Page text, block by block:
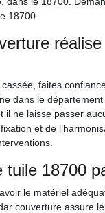
18700.
faites
dans le
il ne laisse passer
et de
tuile 18700
le matériel
couverture assure